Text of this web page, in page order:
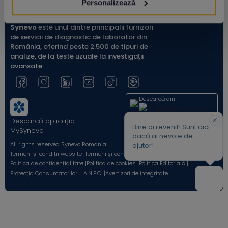
Personalizează
Synevoeste unul dintre principalii furnizori
de servicii de diagnostic de laborator din
România, oferind peste 2.500 de tipuri de
analize, de la teste uzuale la investigații
avansate.
Descarcă aplicația
MySynevo
Descarcă din
All rights reserved Synevo Romania.
Termeni și condiții website |Termeni și condiții Shop Online |
Politica de confidențialitate |Politica de cookies |Politica Editorială |
Protecția Consumatorilor - A.N.P.C. |Avertizori de integritate
Bine ai revenit! Sunt aici
dacă ai nevoie de
ajutor!